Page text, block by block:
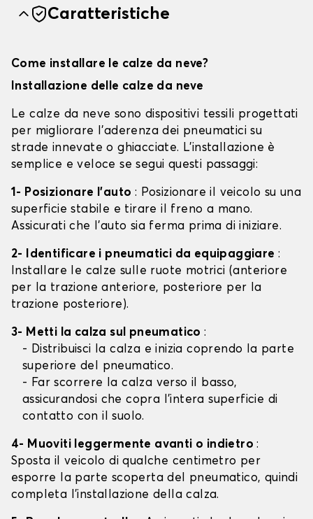
Caratteristiche
Come installare le calze da neve?
Installazione delle calze da neve
Le calze da neve sono dispositivi tessili progettati
per migliorare l'aderenza dei pneumatici su
strade innevate o ghiacciate. L'installazione è
semplice e veloce se segui questi passaggi:
1- Posizionare l'auto : Posizionare il veicolo su una
superficie stabile e tirare il freno a mano.
Assicurati che l'auto sia ferma prima di iniziare.
2- Identificare i pneumatici da equipaggiare :
Installare le calze sulle ruote motrici (anteriore
per la trazione anteriore, posteriore per la
trazione posteriore).
3- Metti la calza sul pneumatico:
- Distribuisci la calza e inizia coprendo la parte
superiore del pneumatico.
- Far scorrere la calza verso il basso,
assicurandosi che copra l'intera superficie di
contatto con il suolo.
4- Muoviti leggermente avanti o indietro:
Sposta il veicolo di qualche centimetro per
esporre la parte scoperta del pneumatico, quindi
completa l'installazione della calza.